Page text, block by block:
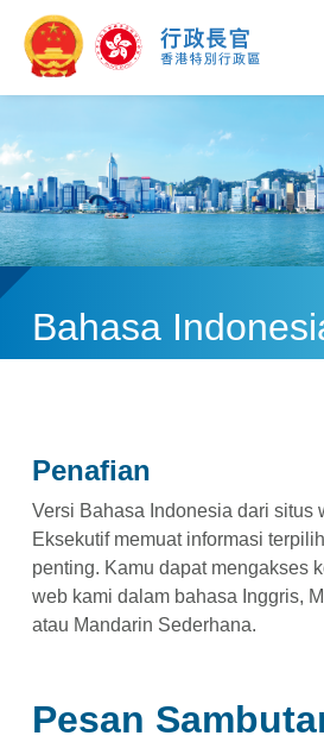
Bahasa
Penafian
Versi Bahasa Indonesia dari situs
Eksekutif memuat informasi
penting. Kamu dapat mengakses
web kami dalam bahasa Inggris,
atau Mandarin Sederhana.
Pesan